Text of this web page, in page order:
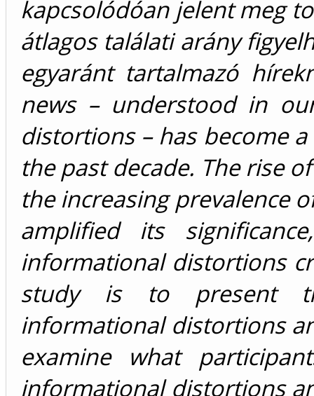
kapcsolódóan jelent meg
átlagos találati arány
egyaránt tartalmazó
news – understood in
distortions – has become
the past decade. The rise
the increasing prevalence
amplified its
informational distortions
study is to present
informational distortions
examine what
informational distortions